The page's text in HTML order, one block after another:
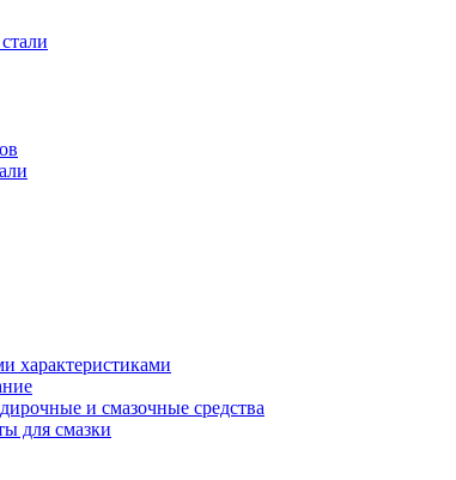
характеристиками
и смазочные средства
для смазки